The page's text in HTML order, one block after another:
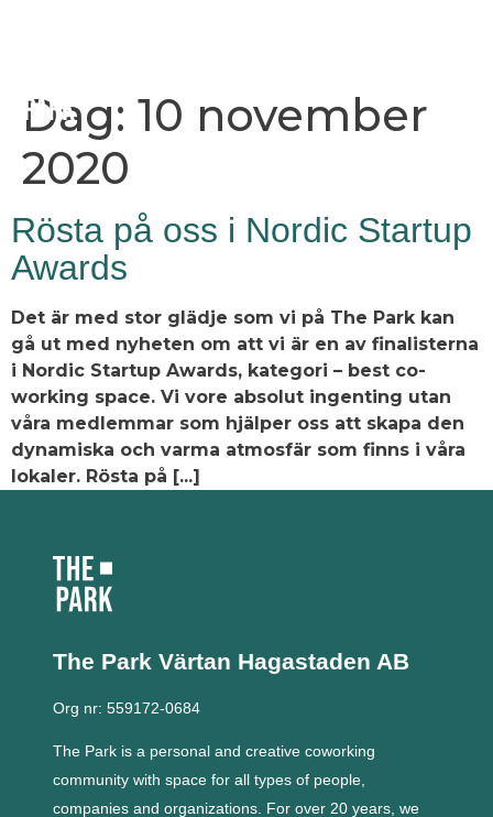
Dag: 10 november
2020
Rösta på oss i Nordic Startup
Awards
Det är med stor glädje som vi på The Park kan
gå ut med nyheten om att vi är en av finalisterna
i Nordic Startup Awards, kategori – best co-
working space. Vi vore absolut ingenting utan
våra medlemmar som hjälper oss att skapa den
dynamiska och varma atmosfär som finns i våra
lokaler. Rösta på [...]
The Park Värtan Hagastaden AB
Org nr: 559172-0684
The Park is a personal and creative coworking
community with space for all types of people,
companies and organizations. For over 20 years, we